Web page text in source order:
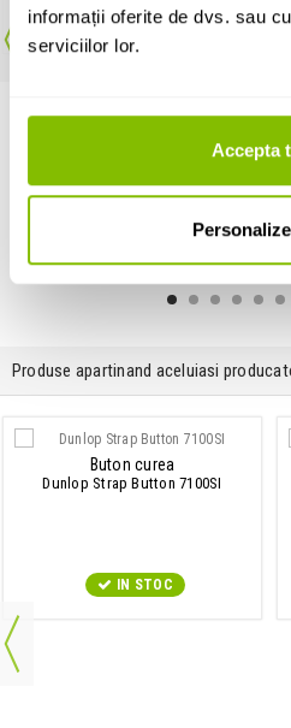
informații oferite de dvs. sau
serviciilor lor.
Accepta
ADAUGA IN COS
Produse apartinand aceluiasi
Buton curea
Dunlop Strap Button 7100SI
IN STOC